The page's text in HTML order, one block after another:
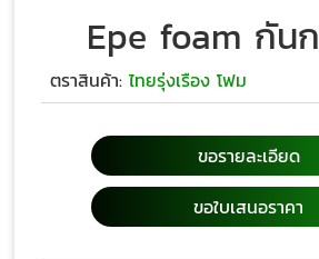
Epe foam กัน
ตราสินค้า: ไทยรุ่งเรือง โฟม
ขอรายละเอียด
ขอใบเสนอราคา